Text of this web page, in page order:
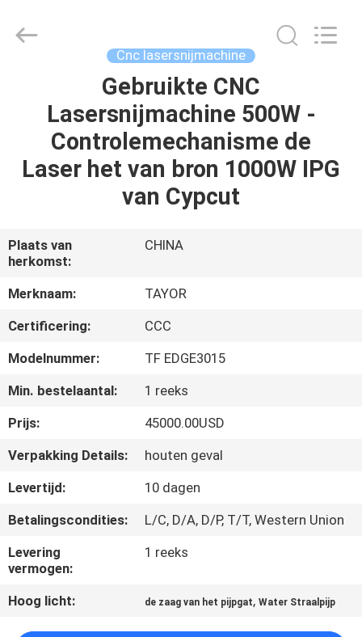
PRODUCTEN
ONGEVEER
ONS
FABRIEKSREIS
KWALITEITSCONTROLE
VERZOEK
OM EEN
CITAAT
SITEMAP
PRIVACYBELEID
Co.,Ltd..
Cnc lasersnijmachine
Gebruikte CNC
Lasersnijmachine 500W -
Controlemechanisme de
Laser het van bron 1000W IPG
van Cypcut
Plaats van
herkomst:
CHINA
Merknaam:
TAYOR
Certificering:
CCC
Modelnummer:
TF EDGE3015
Min. bestelaantal:
1 reeks
Prijs:
45000.00USD
Verpakking Details:
houten geval
Levertijd:
10 dagen
Betalingscondities:
L/C, D/A, D/P, T/T, Western Union
Levering
vermogen:
1 reeks
Hoog licht: de zaag van het pijpgat,Water Straalpijp